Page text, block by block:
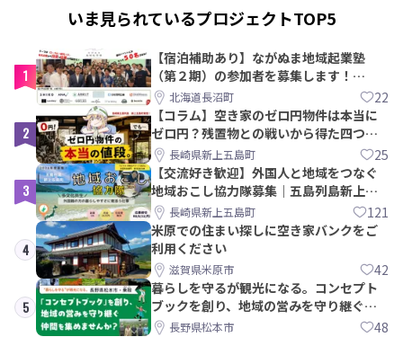
いま見られているプロジェクトTOP5
1
【宿泊補助あり】ながぬま地域起業塾
（第２期）の参加者を募集します！
【8/21〆】
北海道長沼町 22
2
【コラム】空き家のゼロ円物件は本当に
ゼロ円？残置物との戦いから得た四つの
教訓｜新上五島町
長崎県新上五島町 25
3
【交流好き歓迎】外国人と地域をつなぐ
地域おこし協力隊募集｜五島列島新上五
島町長崎県新上五島町 121
4
米原での住まい探しに空き家バンクをご
利用ください
滋賀県米原市 42
5
暮らしを守るが観光になる。コンセプト
ブックを創り、地域の営みを守り継ぐ仲
間を集めませんか？
長野県松本市 48